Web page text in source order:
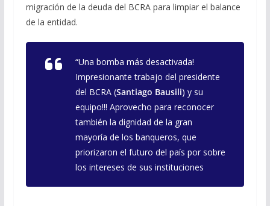
migración de la deuda del BCRA para limpiar el balance
de la entidad.
“Una bomba más desactivada!
Impresionante trabajo del presidente
del BCRA (Santiago Bausili) y su
equipo!!! Aprovecho para reconocer
también la dignidad de la gran
mayoría de los banqueros, que
priorizaron el futuro del país por sobre
los intereses de sus instituciones